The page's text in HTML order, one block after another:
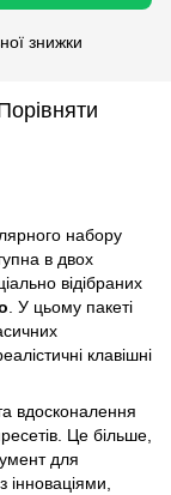
знижки
набору
в двох
відібраних
. У цьому пакеті
клавішні
вдосконалення
Це більше,
для
інноваціями,